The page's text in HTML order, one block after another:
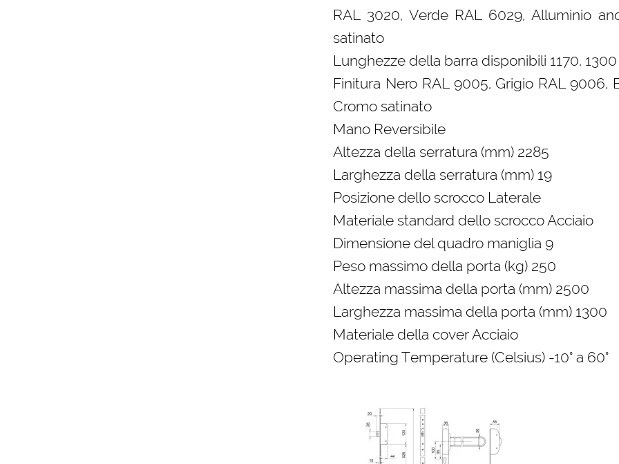
RAL 3020, Verde RAL 6029, Alluminio
satinato
Lunghezze della barra disponibili 1170, 1300
Finitura Nero RAL 9005, Grigio RAL 9006,
Cromo satinato
Mano Reversibile
Altezza della serratura (mm) 2285
Larghezza della serratura (mm) 19
Posizione dello scrocco Laterale
Materiale standard dello scrocco Acciaio
Dimensione del quadro maniglia 9
Peso massimo della porta (kg) 250
Altezza massima della porta (mm) 2500
Larghezza massima della porta (mm) 1300
Materiale della cover Acciaio
Operating Temperature (Celsius) -10° a 60°